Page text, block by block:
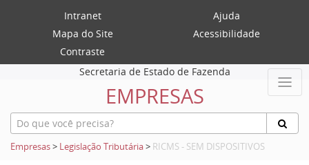
Intranet
Ajuda
Mapa do Site
Acessibilidade
Contraste
Secretaria de Estado de Fazenda
EMPRESAS
Empresas> Legislação Tributária> RICMS - SEM DISPOSITIVOS